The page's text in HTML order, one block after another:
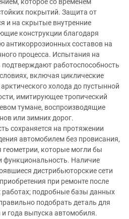
которое со временем
покрытий. Защита от
и на скрытые внутренние
конструкции благодаря
антикоррозионных составов на
процесса. Испытания на
работоспособность
включая циклические
холода до пустынной
имитирующее тропический
тумане, воспроизводящие
или зимних дорог.
сохраняется на протяжении
автомобилем без провисания,
которые могли бы
функциональность. Наличие
дистрибьюторские сети
при ремонте после
подробные базы данных
подобрать деталь для
года выпуска автомобиля.